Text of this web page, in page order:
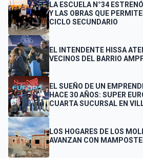
LA ESCUELA N°34
Y LAS OBRAS QUE
CICLO SECUNDARIO
EL INTENDENTE HISSA
VECINOS DEL BARRIO
EL SUEÑO DE UN
HACE 30 AÑOS: SUPER
CUARTA SUCURSAL EN
LOS HOGARES DE LOS
AVANZAN CON